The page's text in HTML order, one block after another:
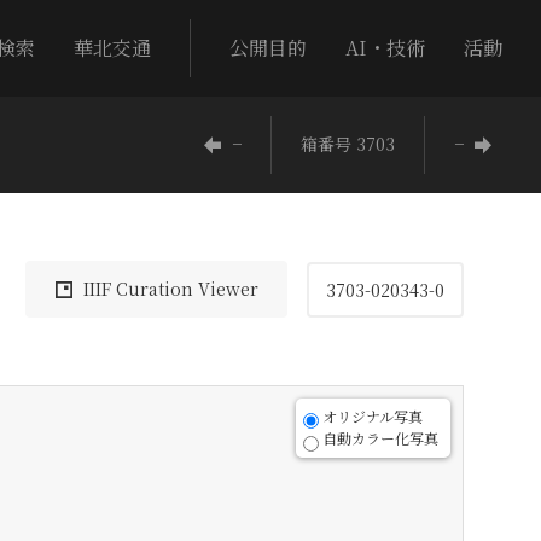
索 華北交通 公開目的 AI・技術 活動
− 箱番号 3703 −
IIIF Curation Viewer 3703-020343-0
オリジナル写真
自動カラー化写真